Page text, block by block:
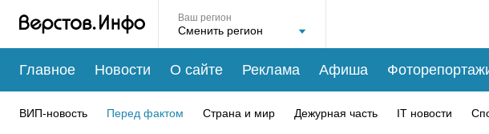
Ваш регион
Главное Новости О сайте Реклама Афиша
ВИП-новость Перед фактом Страна и мир Дежурная часть IT новости